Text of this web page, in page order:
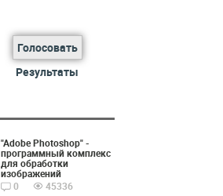
Голосовать
Результаты
"Adobe Photoshop" -
программный комплекс
для обработки
изображений
0
45336